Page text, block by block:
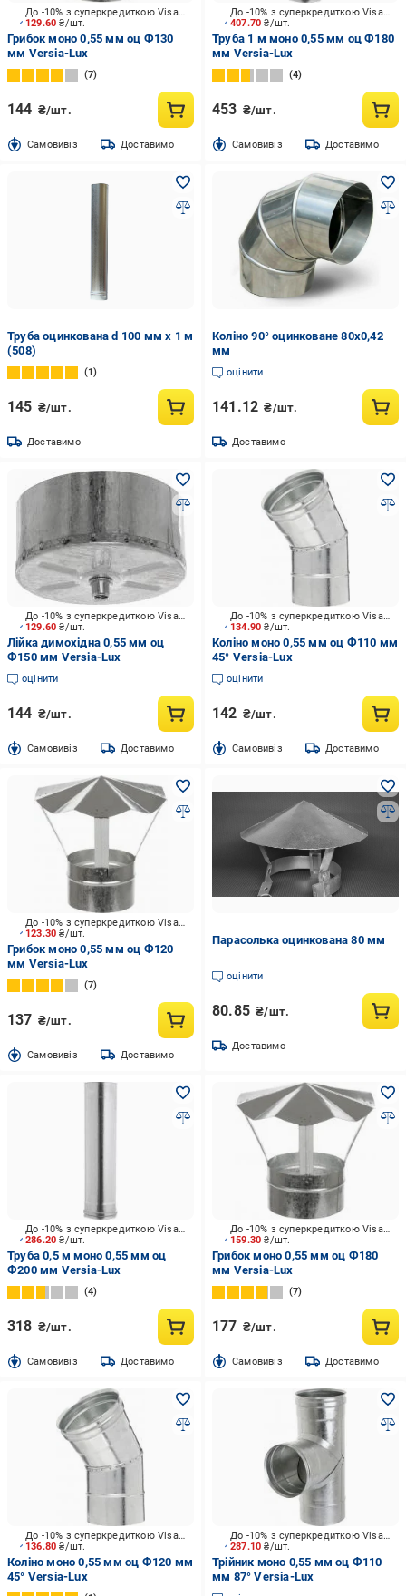
129.60₴/шт.
До -10% з суперкредиткою Visa Вигода
Грибок моно 0,55 мм оц Ф130
мм Versia-Lux
7
144 ₴/шт.
Cамовивіз Доставимо
407.70₴/шт.
До -10% з суперкредиткою Visa Вигода
Труба 1 м моно 0,55 мм оц Ф180
мм Versia-Lux
4
453 ₴/шт.
Cамовивіз Доставимо
Труба оцинкована d 100 мм x 1 м
(508)
1
145 ₴/шт.
Доставимо
Коліно 90° оцинковане 80х0,42
мм
оцінити
141.12 ₴/шт.
Доставимо
129.60₴/шт.
До -10% з суперкредиткою Visa Вигода
Лійка димохідна 0,55 мм оц
Ф150 мм Versia-Lux
оцінити
144 ₴/шт.
Cамовивіз Доставимо
134.90₴/шт.
До -10% з суперкредиткою Visa Вигода
Коліно моно 0,55 мм оц Ф110 мм
45° Versia-Lux
оцінити
142 ₴/шт.
Cамовивіз Доставимо
123.30₴/шт.
До -10% з суперкредиткою Visa Вигода
Грибок моно 0,55 мм оц Ф120
мм Versia-Lux
7
137 ₴/шт.
Cамовивіз Доставимо
Парасолька оцинкована 80 мм
оцінити
80.85 ₴/шт.
Доставимо
286.20₴/шт.
До -10% з суперкредиткою Visa Вигода
Труба 0,5 м моно 0,55 мм оц
Ф200 мм Versia-Lux
4
318 ₴/шт.
Cамовивіз Доставимо
159.30₴/шт.
До -10% з суперкредиткою Visa Вигода
Грибок моно 0,55 мм оц Ф180
мм Versia-Lux
7
177 ₴/шт.
Cамовивіз Доставимо
136.80₴/шт.
До -10% з суперкредиткою Visa Вигода
Коліно моно 0,55 мм оц Ф120 мм
45° Versia-Lux
287.10₴/шт.
До -10% з суперкредиткою Visa Вигода
Трійник моно 0,55 мм оц Ф110
мм 87° Versia-Lux